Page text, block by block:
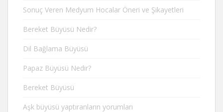
Sonuç Veren Medyum Hocalar Öneri ve Şikayetleri
Bereket Büyüsü Nedir?
Dil Bağlama Büyüsü
Papaz Büyüsü Nedir?
Bereket Büyüsü
Aşk büyüsü yaptıranların yorumları